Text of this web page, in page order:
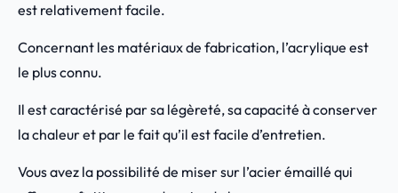
est relativement facile.
Concernant les matériaux de fabrication, l’acrylique est
le plus connu.
Il est caractérisé par sa légèreté, sa capacité à conserver
la chaleur et par le fait qu’il est facile d’entretien.
Vous avez la possibilité de miser sur l’acier émaillé qui